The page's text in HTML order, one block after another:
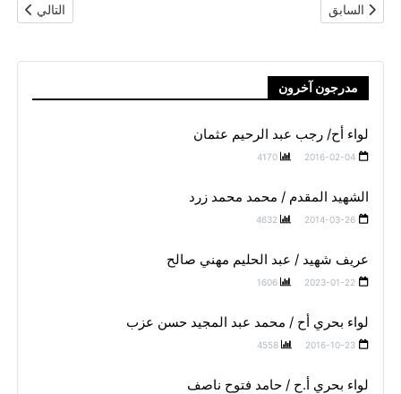
المقال السابق: الشهيد اللواء أح/ شفيق مترى سدراك
السابق المقال
التالي
مدرجون آخرون
لواء أح/ رجب عبد الرحيم عثمان
2016-02-04
4170
الشهيد المقدم / محمد محمد زرد
2014-03-26
4632
عريف شهيد / عبد الحليم مهني صالح
2023-01-22
1606
لواء بحري أح / محمد عبد المجيد حسن عزب
2016-10-23
4558
لواء بحري أ.ح / حامد فتوح ناصف